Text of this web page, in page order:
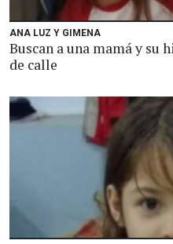
ANA LUZ Y GIMENA
Buscan a una mamá y su
de calle